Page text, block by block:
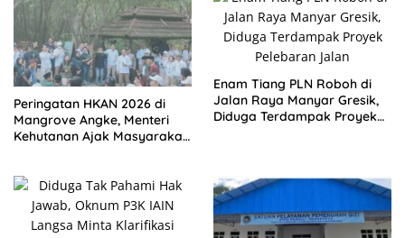
Peringatan HKAN 2026 di
Mangrove Angke, Menteri
Kehutanan Ajak Masyarakat
Enam Tiang PLN Roboh di
Jalan Raya Manyar Gresik,
Diduga Terdampak Proyek